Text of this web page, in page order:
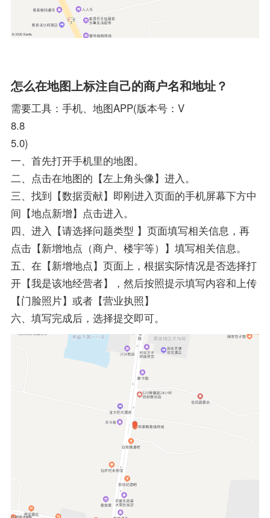
怎么在地图上标注自己的商户名和地址？
需要工具：手机、地图APP(版本号：V
8.8
5.0)
一、首先打开手机里的地图。
二、点击在地图的【左上角头像】进入。
三、找到【数据贡献】即刚进入页面的手机屏幕下方中
间【地点新增】点击进入。
四、进入【请选择问题类型 】页面填写相关信息，再
点击【新增地点（商户、楼宇等）】填写相关信息。
五、在【新增地点】页面上，根据实际情况是否选择打
开【我是该地经营者】，然后按照提示填写内容和上传
【门脸照片】或者【营业执照】
六、填写完成后，选择提交即可。